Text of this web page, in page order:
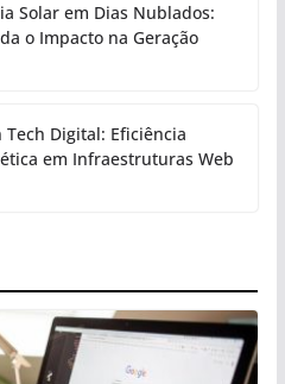
Solar em Dias Nublados:
o Impacto na Geração
Tech Digital: Eficiência
em Infraestruturas Web